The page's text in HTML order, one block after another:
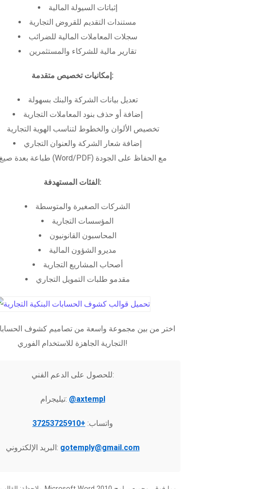
إثباتات السيولة المالية
مستندات التقديم للقروض التجارية
سجلات المعاملات المالية للضرائب
تقارير مالية للشركاء والمستثمرين
إمكانيات تخصيص متقدمة:
تعديل بيانات الشركة والبنك بسهولة
إضافة أو حذف بنود المعاملات التجارية
تخصيص الألوان والخطوط لتناسب الهوية التجارية
إضافة شعار الشركة والعنوان التجاري
طباعة بعدة صيغ (Word/PDF) مع الحفاظ على الجودة
الفئات المستهدفة:
الشركات الصغيرة والمتوسطة
المؤسسات التجارية
المحاسبون القانونيون
مديرو الشؤون المالية
أصحاب المشاريع التجارية
مقدمو طلبات التمويل التجاري
اختر من بين مجموعة واسعة من تصاميم كشوف
التجارية الجاهزة للاستخدام الفوري!
للحصول على الدعم الفني:
تيليجرام: @axtempl
واتساب: +37253725910
البريد الإلكتروني: gotemply@gmail.com